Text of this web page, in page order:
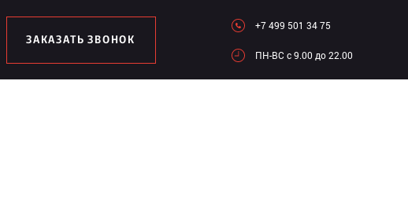
ЗАКАЗАТЬ ЗВОНОК
+7 499 501 34 75
ПН-ВC c 9.00 до 22.00